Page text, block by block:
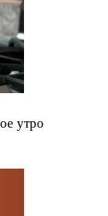
утро